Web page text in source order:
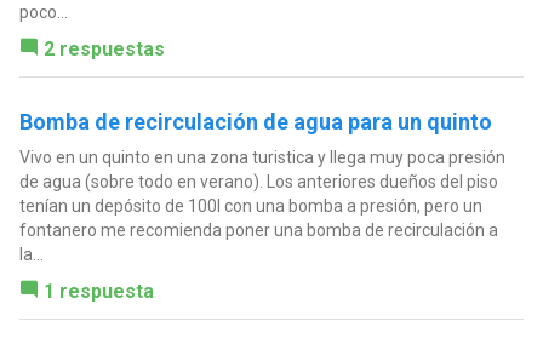
poco...
2 respuestas
Bomba de recirculación de agua para un quinto
Vivo en un quinto en una zona turistica y llega muy poca presión
de agua (sobre todo en verano). Los anteriores dueños del piso
tenían un depósito de 100l con una bomba a presión, pero un
fontanero me recomienda poner una bomba de recirculación a
la...
1 respuesta